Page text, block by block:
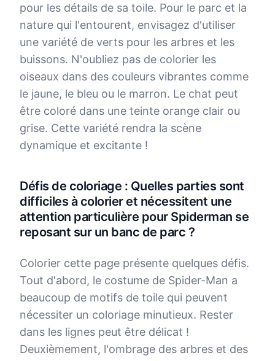
pour les détails de sa toile. Pour le parc et la
nature qui l'entourent, envisagez d'utiliser
une variété de verts pour les arbres et les
buissons. N'oubliez pas de colorier les
oiseaux dans des couleurs vibrantes comme
le jaune, le bleu ou le marron. Le chat peut
être coloré dans une teinte orange clair ou
grise. Cette variété rendra la scène
dynamique et excitante !
Défis de coloriage : Quelles parties sont
difficiles à colorier et nécessitent une
attention particulière pour Spiderman se
reposant sur un banc de parc ?
Colorier cette page présente quelques défis.
Tout d'abord, le costume de Spider-Man a
beaucoup de motifs de toile qui peuvent
nécessiter un coloriage minutieux. Rester
dans les lignes peut être délicat !
Deuxièmement, l'ombrage des arbres et des